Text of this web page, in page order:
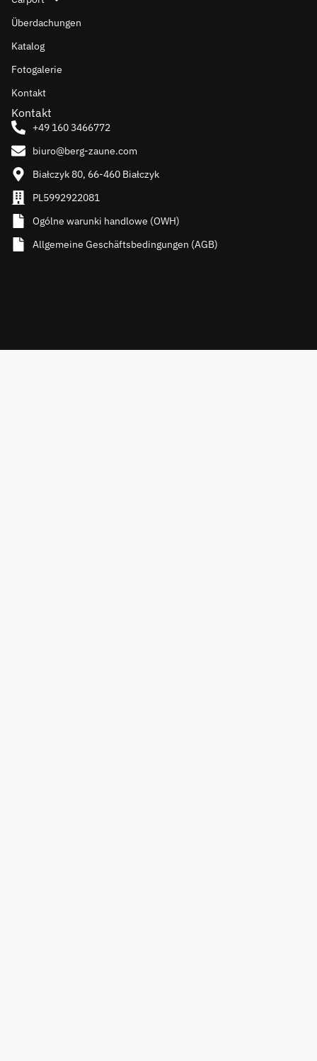
Überdachungen
Katalog
Fotogalerie
Kontakt
Kontakt
+49 160 3466772
biuro@berg-zaune.com
Białczyk 80, 66-460 Białczyk
PL5992922081
Ogólne warunki handlowe (OWH)
Allgemeine Geschäftsbedingungen (AGB)